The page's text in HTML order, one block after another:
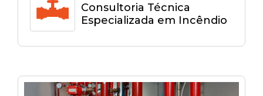
Consultoria Técnica
Especializada em Incêndio